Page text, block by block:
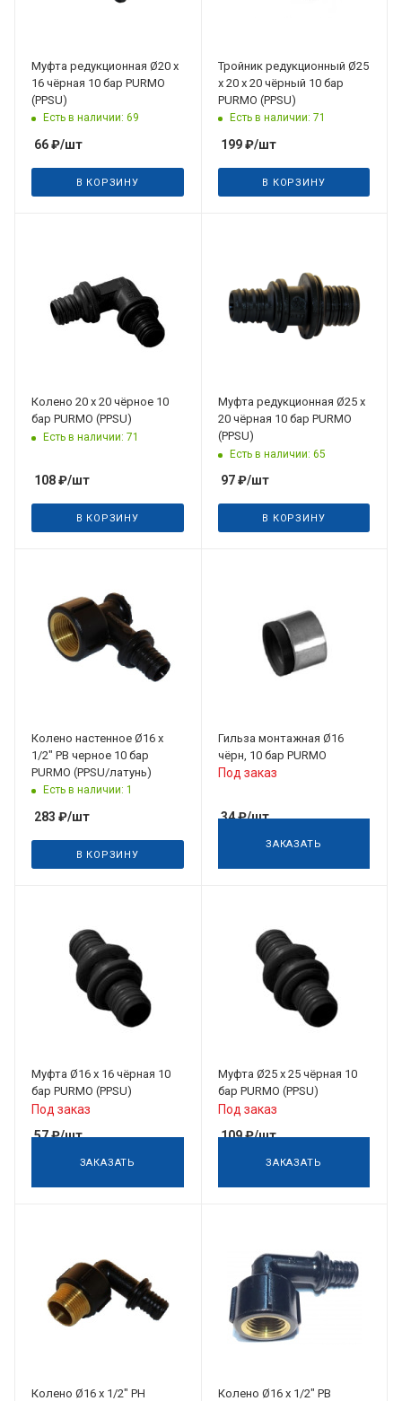
Муфта редукционная Ø20 х
16 чёрная 10 бар PURMO
(PPSU)
Есть в наличии: 69
66₽/шт
В КОРЗИНУ
Тройник редукционный Ø25
х 20 х 20 чёрный 10 бар
PURMO (PPSU)
Есть в наличии: 71
199₽/шт
В КОРЗИНУ
Колено 20 х 20 чёрное 10
бар PURMO (PPSU)
Есть в наличии: 71
108₽/шт
В КОРЗИНУ
Муфта редукционная Ø25 х
20 чёрная 10 бар PURMO
(PPSU)
Есть в наличии: 65
97₽/шт
В КОРЗИНУ
Колено настенное Ø16 х
1/2" РВ черное 10 бар
PURMO (PPSU/латунь)
Есть в наличии: 1
283 ₽/шт
В КОРЗИНУ
Гильза монтажная Ø16
чёрн, 10 бар PURMO
Под заказ
34₽/шт
ЗАКАЗАТЬ
Муфта Ø16 х 16 чёрная 10
бар PURMO (PPSU)
Под заказ
57₽/шт
ЗАКАЗАТЬ
Муфта Ø25 х 25 чёрная 10
бар PURMO (PPSU)
Под заказ
109₽/шт
ЗАКАЗАТЬ
Колено Ø16 х 1/2" РН
Колено Ø16 х 1/2" РВ